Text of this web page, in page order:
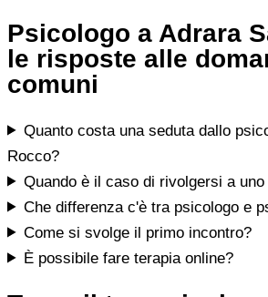
Psicologo a Adrara
le risposte alle
comuni
Quanto costa una seduta dallo
Rocco?
Quando è il caso di rivolgersi a
Che differenza c'è tra psicologo e
Come si svolge il primo incontro?
È possibile fare terapia online?